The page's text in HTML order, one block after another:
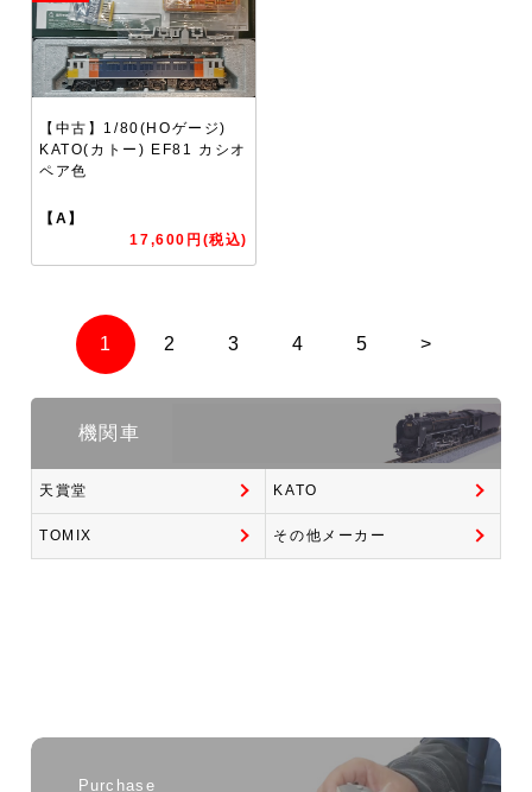
【中古】1/80(HOゲージ)
KATO(カトー) EF81 カシオ
ペア色
【A】
17,600円(税込)
1 2 3 4 5 >
機関車
天賞堂 KATO
TOMIX その他メーカー
Purchase